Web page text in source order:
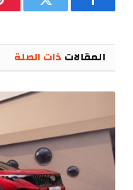
فيسبوك تويتر
المقالات ذات الصلة